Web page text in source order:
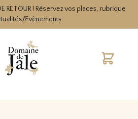
RETOUR ! Réservez vos places, rubrique
Evènements.
Cart